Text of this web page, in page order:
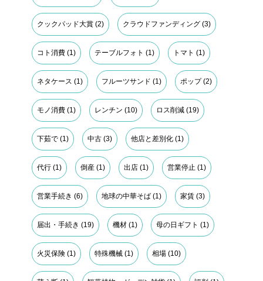
クックパッド大賞 (2) クラウドファンディング (3)
コト消費 (1) テーブルフォト (1) トマト (1)
ネタケース (1) フルーツサンド (1) ポップ(2)
モノ消費 (1) レンチン (10) ロス削減 (19)
下茹で (1) 中古 (3) 他店と差別化 (1)
代行 (1) 倒産 (1) 出店 (1) 営業停止 (1)
営業手続き (6) 地球の中華そば (1) 家賃 (3)
届出・手続き (19) 機材 (1) 母の日ギフト (1)
火災保険 (1) 特殊機械 (1) 相場 (10)